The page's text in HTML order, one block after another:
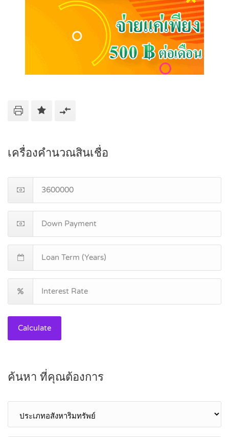
เครื่องคำนวณสินเชื่อ
Calculate
ค้นหา ที่คุณต้องการ